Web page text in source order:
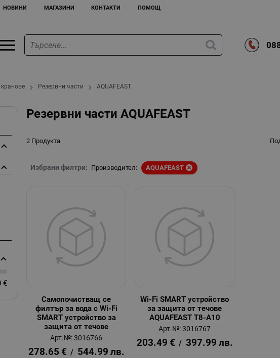
НОВИНИ МАГАЗИНИ КОНТАКТИ ПОМОЩ
Резервни части AQUAFEAST
Резервни части AQUAFEAST
2 Продукта
Избрани филтри: Производител: AQUAFEAST
Самопочистващ се
филтър за вода с Wi-Fi
SMART устройство за
защита от течове
Арт.№: 3016766
278.65 € / 544.99 лв.
Wi-Fi SMART устройство
за защита от течове
AQUAFEAST T8-A10
Арт.№: 3016767
203.49 € / 397.99 лв.
€